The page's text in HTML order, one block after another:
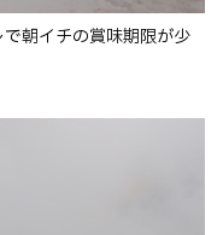
朝イチの賞味期限が少